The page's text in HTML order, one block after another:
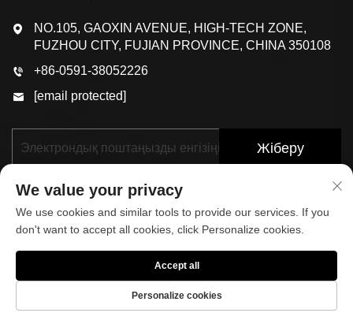
NO.105, GAOXIN AVENUE, HIGH-TECH ZONE,
FUZHOU CITY, FUJIAN PROVINCE, CHINA 350108
+86-0591-38052226
[email protected]
Жіберу
© 2025, FUJIAN KOP SPORTS CO.,LTD. БАРЛЫҚ
ҚҰҚЫҚТАР ҚОРҒАЛҒАН Жекелік саясаты
We value your privacy
We use cookies and similar tools to provide our services. If you
don't want to accept all cookies, click Personalize cookies.
Personalize cookies
Accept all